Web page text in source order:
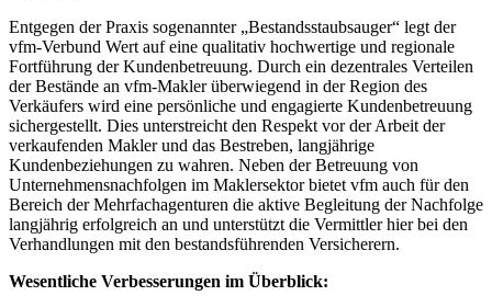
Entgegen der Praxis sogenannter „Bestandsstaubsauger“ legt der
vfm-Verbund Wert auf eine qualitativ hochwertige und regionale
Fortführung der Kundenbetreuung. Durch ein dezentrales Verteilen
der Bestände an vfm-Makler überwiegend in der Region des
Verkäufers wird eine persönliche und engagierte Kundenbetreuung
sichergestellt. Dies unterstreicht den Respekt vor der Arbeit der
verkaufenden Makler und das Bestreben, langjährige
Kundenbeziehungen zu wahren. Neben der Betreuung von
Unternehmensnachfolgen im Maklersektor bietet vfm auch für den
Bereich der Mehrfachagenturen die aktive Begleitung der Nachfolge
langjährig erfolgreich an und unterstützt die Vermittler hier bei den
Verhandlungen mit den bestandsführenden Versicherern.
Wesentliche Verbesserungen im Überblick: